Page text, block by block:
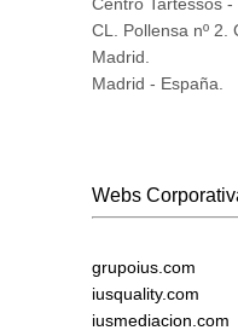
CL. Pollensa nº 2.
Madrid.
Madrid - España.
Webs
grupoius.com
iusquality.com
iusmediacion.com